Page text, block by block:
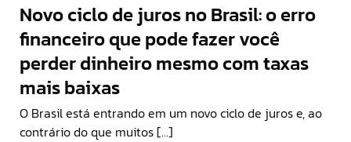
Novo ciclo de juros no Brasil: o erro
financeiro que pode fazer você
perder dinheiro mesmo com taxas
mais baixas
O Brasil está entrando em um novo ciclo de juros e, ao
contrário do que muitos […]